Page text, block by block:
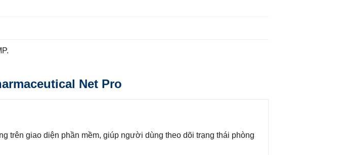
Net Pro
trên giao diện phần mềm, giúp người dùng theo dõi trạng thái phòng